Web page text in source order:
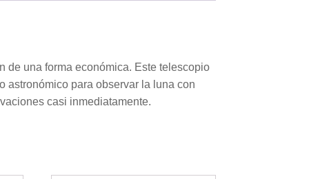
de una forma económica. Este telescopio
astronómico para observar la luna con
casi inmediatamente.